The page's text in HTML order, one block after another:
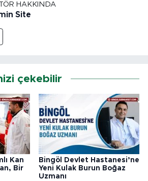
HAKKINDA
Site
çekebilir
Kan
Bir
Bingöl Devlet Hastanesi’ne
Yeni Kulak Burun Boğaz
Uzmanı